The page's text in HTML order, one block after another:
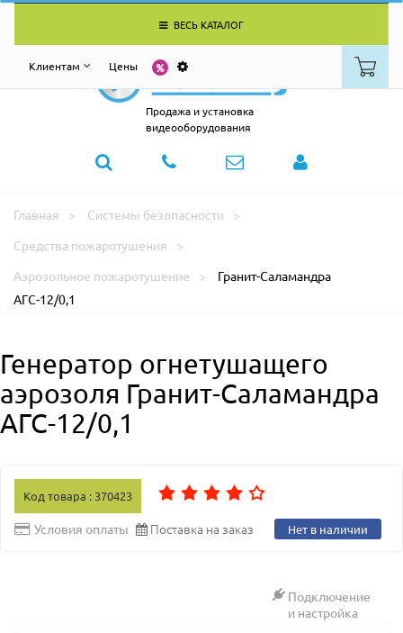
ВЕСЬ КАТАЛОГ
Клиентам Цены
Продажа и установка
видеооборудования
Главная
Системы безопасности
Средства пожаротушения
Аэрозольное пожаротушение
Гранит-Саламандра
АГС-12/0,1
Генератор огнетушащего
аэрозоля Гранит-Саламандра
АГС-12/0,1
Код товара : 370423
Условия оплаты Поставка на заказ Нет в наличии
Подключение
и настройка